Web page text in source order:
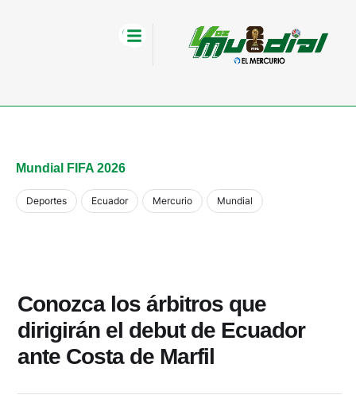
Mundial FIFA 2026
Deportes Ecuador Mercurio Mundial
Conozca los árbitros que
dirigirán el debut de Ecuador
ante Costa de Marfil